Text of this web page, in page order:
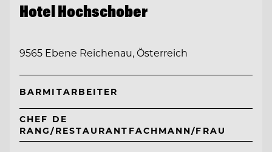
Hotel Hochschober
9565 Ebene Reichenau, Österreich
BARMITARBEITER
CHEF DE
RANG/RESTAURANTFACHMANN/FRAU